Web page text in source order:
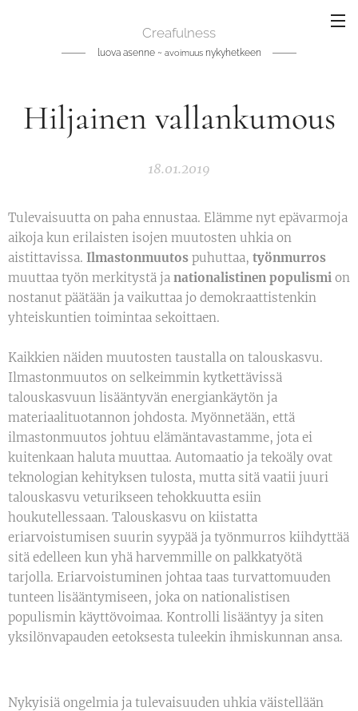
Creafulness
luova asenne ~ avoimuusnykyhetkeen
Hiljainen vallankumous
18.01.2019
Tulevaisuutta on paha ennustaa. Elämme nyt epävarmoja
aikoja kun erilaisten isojen muutosten uhkia on
aistittavissa. Ilmastonmuutos puhuttaa, työnmurros
muuttaa työn merkitystä ja nationalistinen populismi on
nostanut päätään ja vaikuttaa jo demokraattistenkin
yhteiskuntien toimintaa sekoittaen.
Kaikkien näiden muutosten taustalla on talouskasvu.
Ilmastonmuutos on selkeimmin kytkettävissä
talouskasvuun lisääntyvän energiankäytön ja
materiaalituotannon johdosta. Myönnetään, että
ilmastonmuutos johtuu elämäntavastamme, jota ei
kuitenkaan haluta muuttaa. Automaatio ja tekoäly ovat
teknologian kehityksen tulosta, mutta sitä vaatii juuri
talouskasvu veturikseen tehokkuutta esiin
houkutellessaan. Talouskasvu on kiistatta
eriarvoistumisen suurin syypää ja työnmurros kiihdyttää
sitä edelleen kun yhä harvemmille on palkkatyötä
tarjolla. Eriarvoistuminen johtaa taas turvattomuuden
tunteen lisääntymiseen, joka on nationalistisen
populismin käyttövoimaa. Kontrolli lisääntyy ja siten
yksilönvapauden eetoksesta tuleekin ihmiskunnan ansa.
Nykyisiä ongelmia ja tulevaisuuden uhkia väistellään